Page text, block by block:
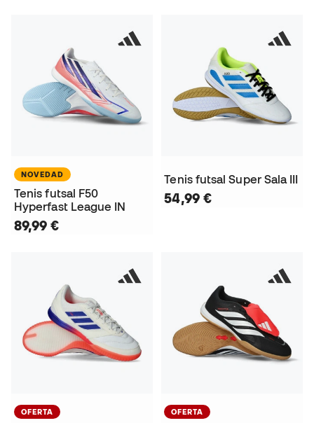
NOVEDAD
Tenis futsal F50
Hyperfast League IN
89,99 €
Tenis futsal Super Sala III
54,99 €
OFERTA OFERTA